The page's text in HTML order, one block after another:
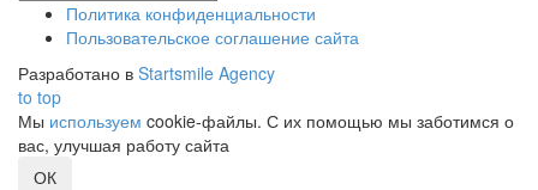
Политика конфиденциальности
Пользовательское соглашение сайта
Разработано в Startsmile Agency
to top
Мы используем cookie-файлы. С их помощью мы заботимся о
вас, улучшая работу сайта
ОК